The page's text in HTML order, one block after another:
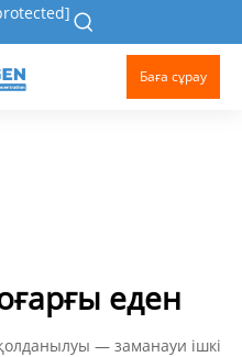
Баға сұрау
еден
— заманауи ішкі